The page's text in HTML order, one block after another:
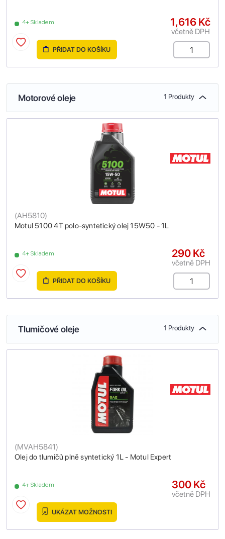
4+ Skladem 1,616 Kč
včetně DPH
PŘIDAT DO KOŠÍKU
Motorové oleje 1 Produkty
Motul 5100 4T polo-syntetický olej 15W50 - 1L
(AH5810)
4+ Skladem 290 Kč
včetně DPH
PŘIDAT DO KOŠÍKU
Tlumičové oleje 1 Produkty
Olej do tlumičů plně syntetický 1L - Motul Expert
(MVAH5841)
4+ Skladem 300 Kč
včetně DPH
UKÁZAT MOŽNOSTI